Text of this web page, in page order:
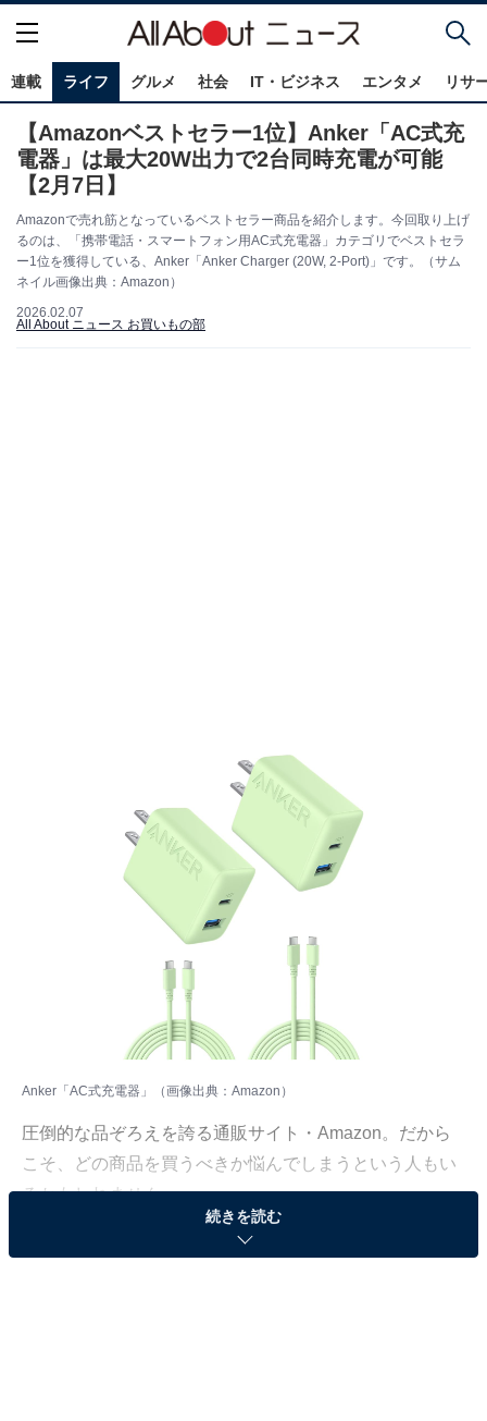
連載 ライフ グルメ 社会 IT・ビジネス エンタメ リサ
【Amazonベストセラー1位】Anker「AC式充
電器」は最大20W出力で2台同時充電が可能
【2月7日】
Amazonで売れ筋となっているベストセラー商品を紹介します。今回取り上げ
るのは、「携帯電話・スマートフォン用AC式充電器」カテゴリでベストセラ
ー1位を獲得している、Anker「Anker Charger (20W, 2-Port)」です。（サム
ネイル画像出典：Amazon）
2026.02.07
All About ニュース お買いもの部
Anker「AC式充電器」（画像出典：Amazon）
圧倒的な品ぞろえを誇る通販サイト・Amazon。だから
こそ、どの商品を買うべきか悩んでしまうという人もい
るかもしれません。
そんな人に向けて、Amazonで売れ筋ランキング1位を獲
続きを読む